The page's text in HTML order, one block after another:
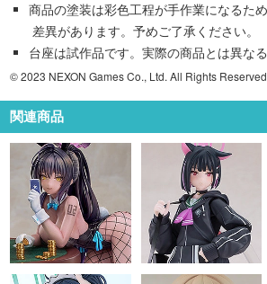
商品の塗装は彩色工程が手作業になるた
差異があります。予めご了承ください。
台座は試作品です。実際の商品とは異な
© 2023 NEXON Games Co., Ltd. All Rights
関連商品